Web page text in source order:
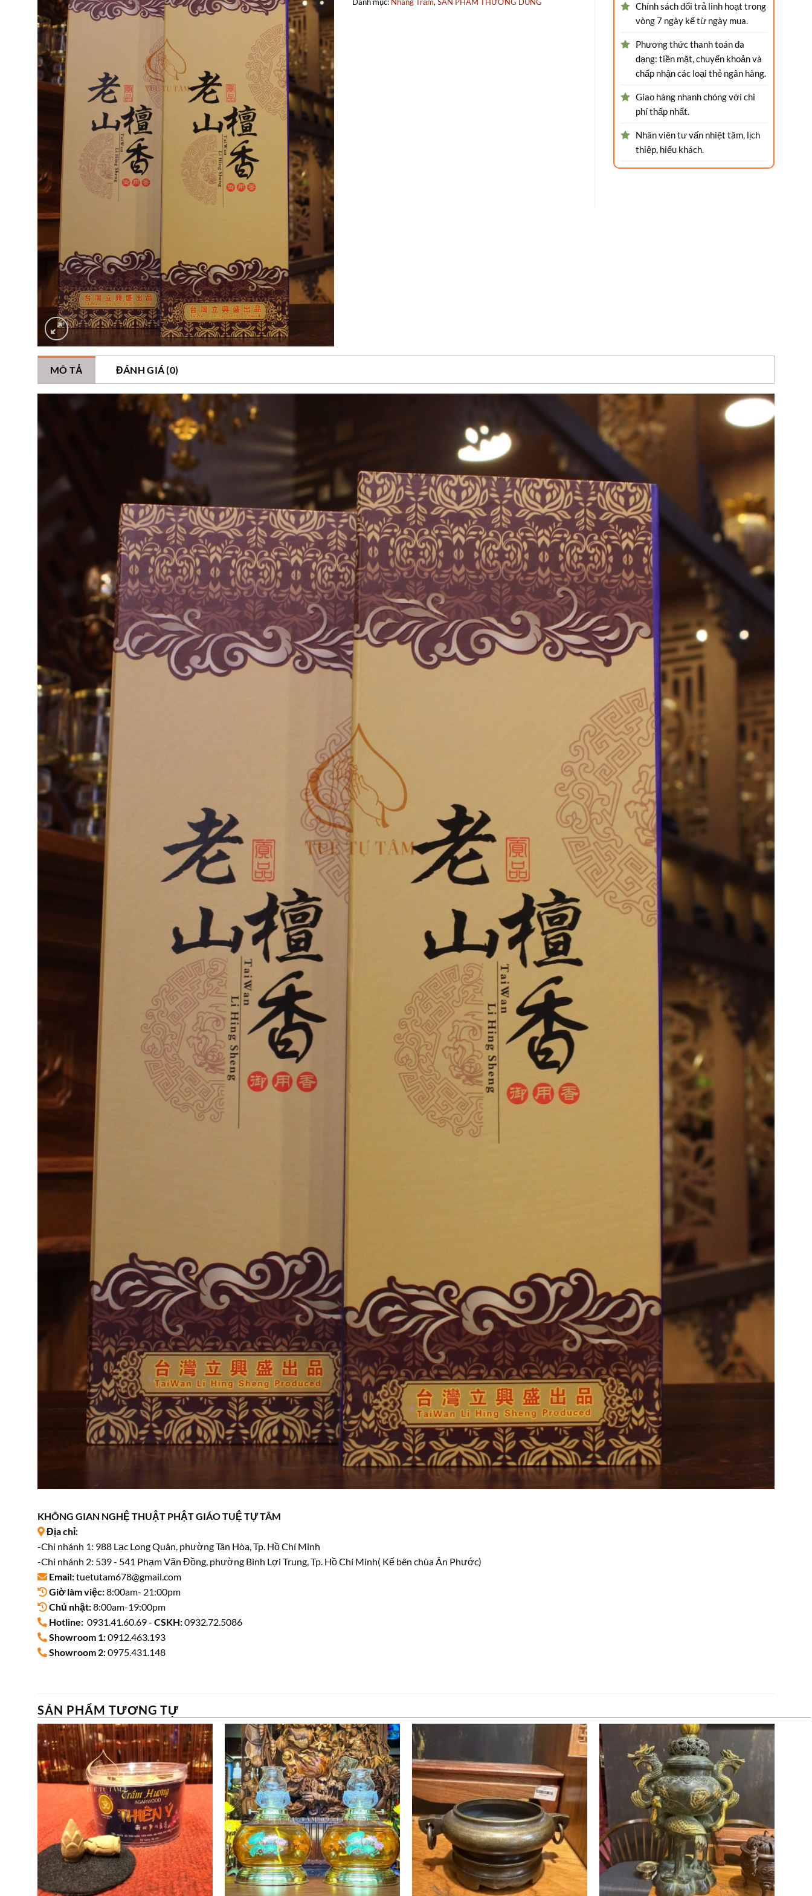
Chính sách đổi trả linh hoạt trong
vòng 7 ngày kể từ ngày mua.
Phương thức thanh toán đa
dạng: tiền mặt, chuyển khoản và
chấp nhận các loại thẻ ngân hàng.
Giao hàng nhanh chóng với chi
phí thấp nhất.
Nhân viên tư vấn nhiệt tâm, lịch
thiệp, hiếu khách.
MÔ TẢ ĐÁNH GIÁ (0)
KHÔNG GIAN NGHỆ THUẬT PHẬT GIÁO TUỆ TỰ TÂM
Địa chỉ:
-Chi nhánh 1: 988 Lạc Long Quân, phường Tân Hòa, Tp. Hồ Chí Minh
-Chi nhánh 2: 539 - 541 Phạm Văn Đồng, phường Bình Lợi Trung, Tp. Hồ Chí Minh( Kế bên chùa Ân Phước)
Email:tuetutam678@gmail.com
Giờ làm việc:8:00am- 21:00pm
Chủ nhật:8:00am-19:00pm
Hotline: 0931.41.60.69 - CSKH:0932.72.5086
Showroom 1:0912.463.193
Showroom 2:0975.431.148
SẢN PHẨM TƯƠNG TỰ